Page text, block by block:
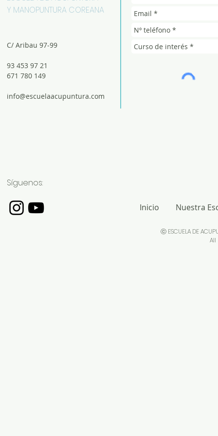
Y MANOPUNTURA COREANA
C/ Aribau 97-99
93 453 97 21
671 780 149
info@escuelaacupuntura.com
Síguenos:
Inicio Nuestra
ⓒ ESCUELA DE